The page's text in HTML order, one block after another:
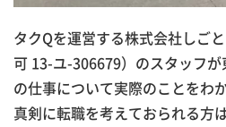
タクQを運営する株式会社しご
可 13-ユ-306679）のスタッフ
の仕事について実際のことをわ
真剣に転職を考えておられる方